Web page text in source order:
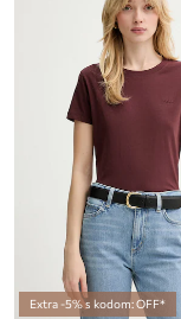
Extra -5% s kodom: OFF*